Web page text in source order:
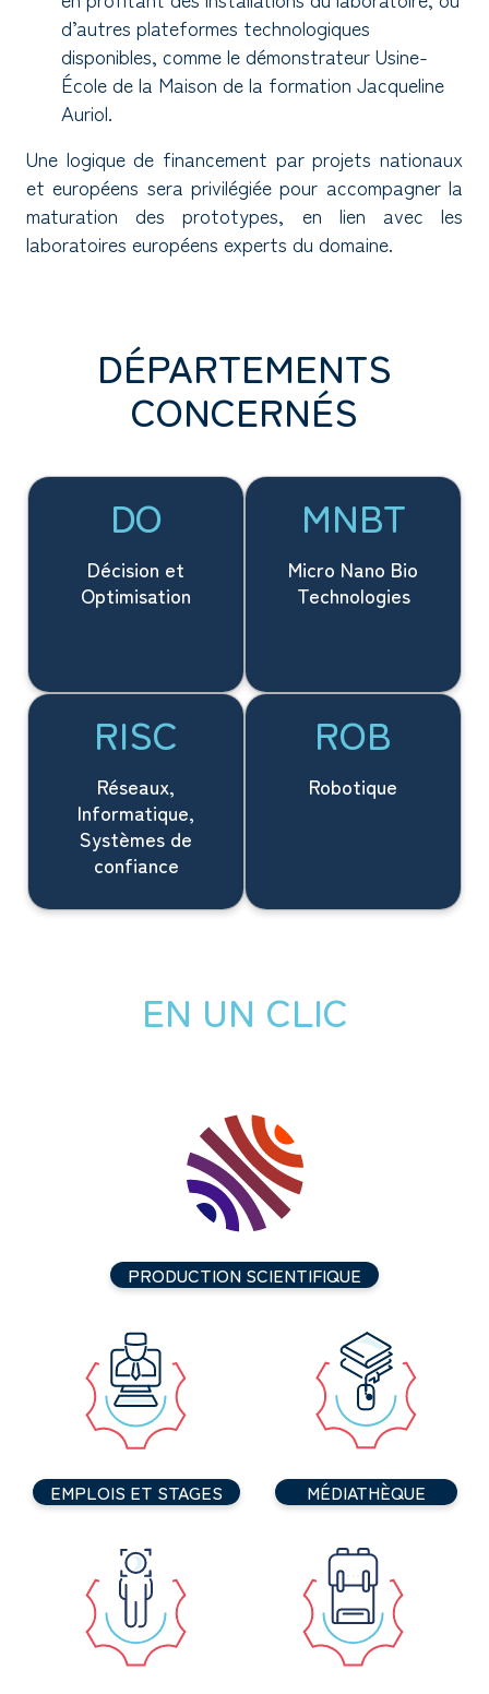
d’autres plateformes technologiques
disponibles, comme le démonstrateur Usine-
École de la Maison de la formation Jacqueline
Auriol.
Une logique de financement par projets nationaux
et européens sera privilégiée pour accompagner la
maturation des prototypes, en lien avec les
laboratoires européens experts du domaine.
DÉPARTEMENTS
CONCERNÉS
DO
Décision et
Optimisation
MNBT
Micro Nano Bio
Technologies
RISC
Réseaux,
Informatique,
Systèmes de
confiance
ROB
Robotique
EN UN CLIC
PRODUCTION SCIENTIFIQUE
EMPLOIS ET STAGES MÉDIATHÈQUE